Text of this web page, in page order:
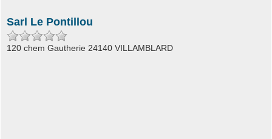
Sarl Le Pontillou
120 chem Gautherie 24140 VILLAMBLARD